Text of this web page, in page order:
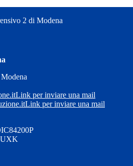
2 di Modena
Link per inviare una mail
Link per inviare una mail